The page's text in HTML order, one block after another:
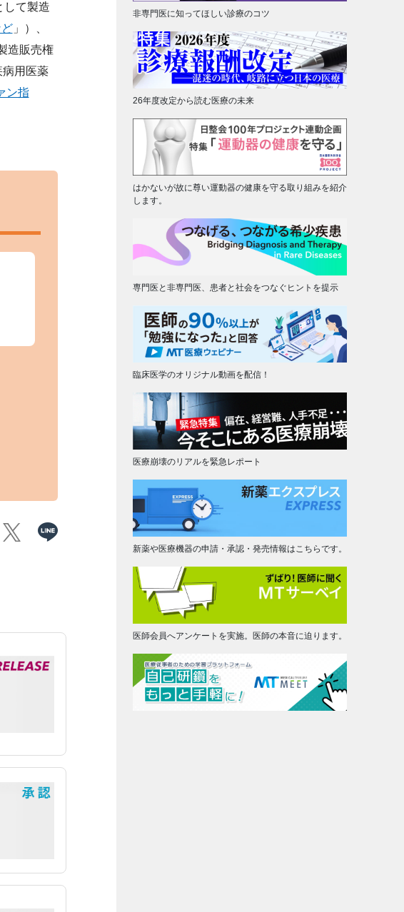
して製造
」）、
造販売権
用医薬
ン指
非専門医に知ってほしい診療のコツ
26年度改定から読む医療の未来
はかないが故に尊い運動器の健康を守る取り組みを紹介
します。
専門医と非専門医、患者と社会をつなぐヒントを提示
臨床医学のオリジナル動画を配信！
医療崩壊のリアルを緊急レポート
新薬や医療機器の申請・承認・発売情報はこちらです。
医師会員へアンケートを実施。医師の本音に迫ります。